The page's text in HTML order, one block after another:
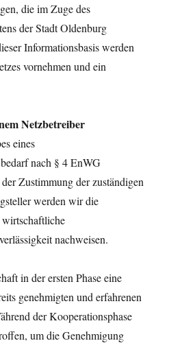
die im Zuge des
der Stadt Oldenburg
Informationsbasis werden
vornehmen und ein
Netzbetreiber
eines
nach § 4 EnWG
Zustimmung der zuständigen
werden wir die
wirtschaftliche
nachweisen.
in der ersten Phase eine
genehmigten und erfahrenen
der Kooperationsphase
um die Genehmigung